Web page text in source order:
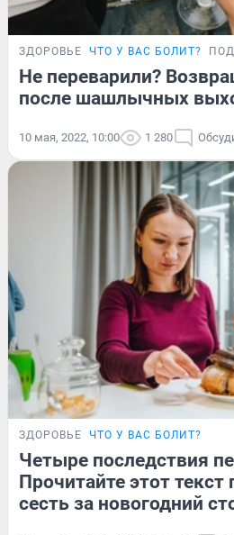
ЗДОРОВЬЕ ЧТО У ВАС БОЛИТ?
Не переварили?
после шашлычных
10 мая, 2022, 10:00 1 280
ЗДОРОВЬЕ ЧТО У ВАС БОЛИТ?
Четыре последствия
Прочитайте этот текст
сесть за новогодний